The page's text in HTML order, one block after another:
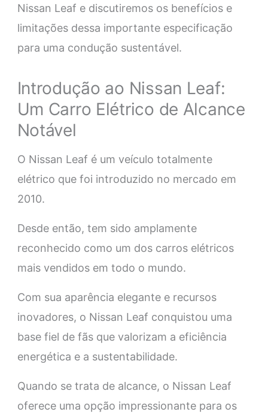
Nissan Leaf e discutiremos os benefícios e
limitações dessa importante especificação
para uma condução sustentável.
Introdução ao Nissan Leaf:
Um Carro Elétrico de Alcance
Notável
O Nissan Leaf é um veículo totalmente
elétrico que foi introduzido no mercado em
2010.
Desde então, tem sido amplamente
reconhecido como um dos carros elétricos
mais vendidos em todo o mundo.
Com sua aparência elegante e recursos
inovadores, o Nissan Leaf conquistou uma
base fiel de fãs que valorizam a eficiência
energética e a sustentabilidade.
Quando se trata de alcance, o Nissan Leaf
oferece uma opção impressionante para os